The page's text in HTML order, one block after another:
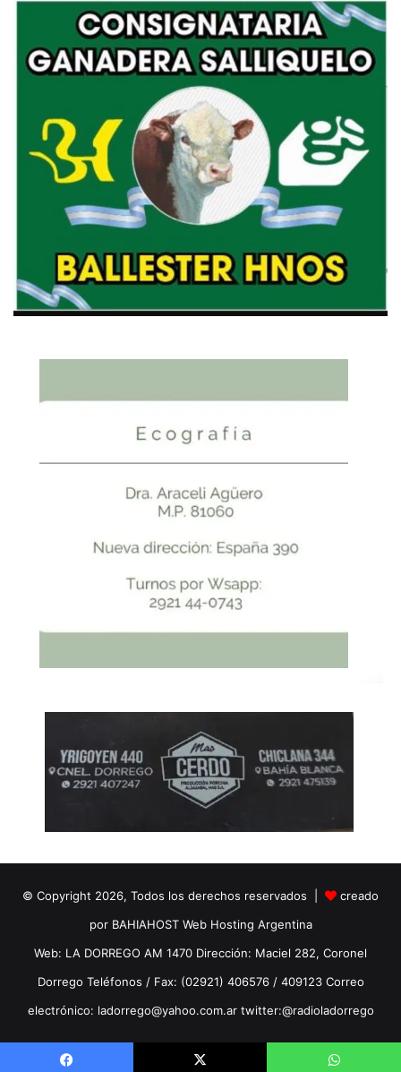
© Copyright 2026, Todos los derechos reservados |
creado
por BAHIAHOST Web Hosting Argentina
Web: LA DORREGO AM 1470 Dirección: Maciel 282, Coronel
Dorrego Teléfonos / Fax: (02921) 406576 / 409123 Correo
electrónico: ladorrego@yahoo.com.ar twitter:@radioladorrego